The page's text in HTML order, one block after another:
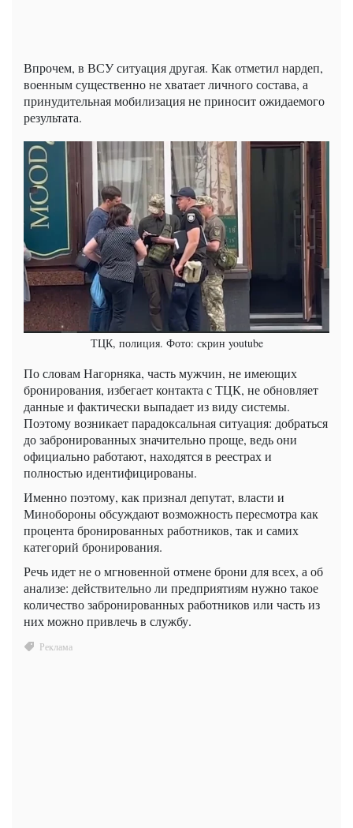
Впрочем, в ВСУ ситуация другая. Как отметил нардеп,
военным существенно не хватает личного состава, а
принудительная мобилизация не приносит ожидаемого
результата.
ТЦК, полиция. Фото: скрин youtube
По словам Нагорняка, часть мужчин, не имеющих
бронирования, избегает контакта с ТЦК, не обновляет
данные и фактически выпадает из виду системы.
Поэтому возникает парадоксальная ситуация: добраться
до забронированных значительно проще, ведь они
официально работают, находятся в реестрах и
полностью идентифицированы.
Именно поэтому, как признал депутат, власти и
Минобороны обсуждают возможность пересмотра как
процента бронированных работников, так и самих
категорий бронирования.
Речь идет не о мгновенной отмене брони для всех, а об
анализе: действительно ли предприятиям нужно такое
количество забронированных работников или часть из
них можно привлечь в службу.